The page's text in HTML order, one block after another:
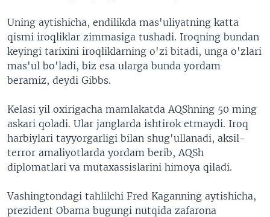
Uning aytishicha, endilikda mas'uliyatning katta
qismi iroqliklar zimmasiga tushadi. Iroqning bundan
keyingi tarixini iroqliklarning o'zi bitadi, unga o'zlari
mas'ul bo'ladi, biz esa ularga bunda yordam
beramiz, deydi Gibbs.
Kelasi yil oxirigacha mamlakatda AQShning 50 ming
askari qoladi. Ular janglarda ishtirok etmaydi. Iroq
harbiylari tayyorgarligi bilan shug'ullanadi, aksil-
terror amaliyotlarda yordam berib, AQSh
diplomatlari va mutaxassislarini himoya qiladi.
Vashingtondagi tahlilchi Fred Kaganning aytishicha,
prezident Obama bugungi nutqida zafarona